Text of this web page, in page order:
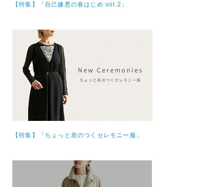
【特集】 「自己嫌悪の春はじめ vol.2」
【特集】 「ちょっと差のつくセレモニー服」